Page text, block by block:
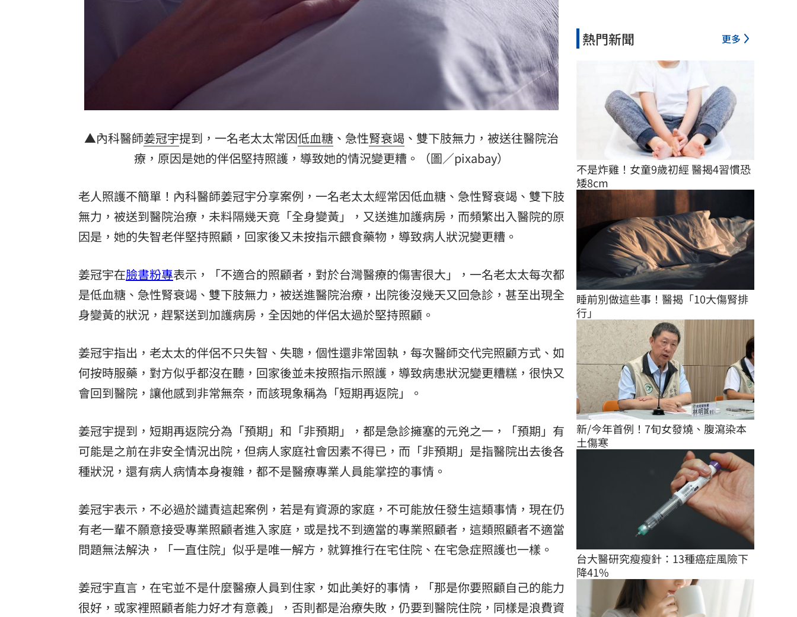
▲內科醫師姜冠宇提到，一名老太太常因低血糖 、急性腎衰竭 、雙下肢無力，被送往醫院治
療，原因是她的伴侶堅持照護，導致她的情況變更糟。（圖／pixabay）
老人照護不簡單！內科醫師姜冠宇分享案例，一名老太太經常因低血糖、急性腎衰竭、雙下肢
無力，被送到醫院治療，未料隔幾天竟「全身變黃」，又送進加護病房，而頻繁出入醫院的原
因是，她的失智老伴堅持照顧，回家後又未按指示餵食藥物，導致病人狀況變更糟。
姜冠宇在臉書粉專表示，「不適合的照顧者，對於台灣醫療的傷害很大」，一名老太太每次都
是低血糖、急性腎衰竭、雙下肢無力，被送進醫院治療，出院後沒幾天又回急診，甚至出現全
身變黃的狀況，趕緊送到加護病房，全因她的伴侶太過於堅持照顧。
姜冠宇指出，老太太的伴侶不只失智、失聰，個性還非常固執，每次醫師交代完照顧方式、如
何按時服藥，對方似乎都沒在聽，回家後並未按照指示照護，導致病患狀況變更糟糕，很快又
會回到醫院，讓他感到非常無奈，而該現象稱為「短期再返院」。
姜冠宇提到，短期再返院分為「預期」和「非預期」，都是急診擁塞的元兇之一，「預期」有
可能是之前在非安全情況出院，但病人家庭社會因素不得已，而「非預期」是指醫院出去後各
種狀況，還有病人病情本身複雜，都不是醫療專業人員能掌控的事情。
姜冠宇表示，不必過於譴責這起案例，若是有資源的家庭，不可能放任發生這類事情，現在仍
有老一輩不願意接受專業照顧者進入家庭，或是找不到適當的專業照顧者，這類照顧者不適當
問題無法解決，「一直住院」似乎是唯一解方，就算推行在宅住院、在宅急症照護也一樣。
姜冠宇直言，在宅並不是什麼醫療人員到住家，如此美好的事情，「那是你要照顧自己的能力
很好，或家裡照顧者能力好才有意義」，否則都是治療失敗，仍要到醫院住院，同樣是浪費資
熱門新聞 更多
不是炸雞！女童9歲初經 醫揭4習慣恐
矮8cm
睡前別做這些事！醫揭「10大傷腎排
行」
新/今年首例！7旬女發燒、腹瀉染本
土傷寒
台大醫研究瘦瘦針：13種癌症風險下
降41%